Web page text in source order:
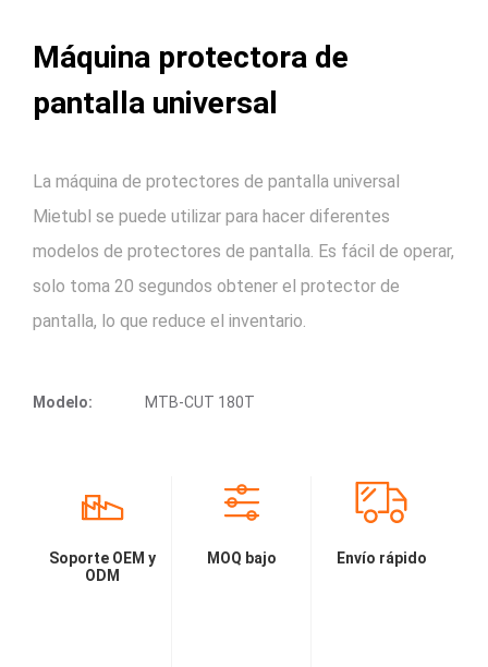
Máquina protectora de
pantalla universal
La máquina de protectores de pantalla universal
Mietubl se puede utilizar para hacer diferentes
modelos de protectores de pantalla. Es fácil de operar,
solo toma 20 segundos obtener el protector de
pantalla, lo que reduce el inventario.
Modelo: MTB-CUT 180T
Soporte OEM y
ODM
MOQ bajo Envío rápido